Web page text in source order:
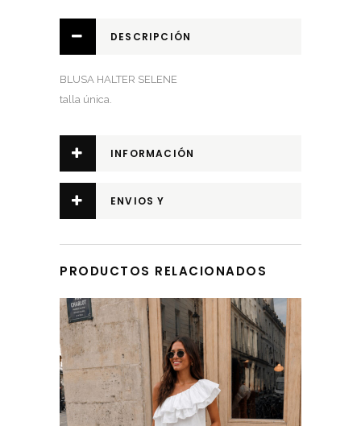
DESCRIPCIÓN
BLUSA HALTER SELENE
talla única.
INFORMACIÓN
ENVIOS Y
PRODUCTOS RELACIONADOS
Este producto tiene múltiples variantes. Las opciones se pueden elegir en la página de producto